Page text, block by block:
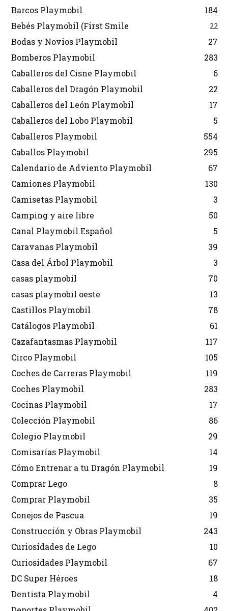
Barcos Playmobil
184
Bebés Playmobil (First Smile
22
Bodas y Novios Playmobil
27
Bomberos Playmobil
283
Caballeros del Cisne Playmobil
6
Caballeros del Dragón Playmobil
22
Caballeros del León Playmobil
17
Caballeros del Lobo Playmobil
5
Caballeros Playmobil
554
Caballos Playmobil
295
Calendario de Adviento Playmobil
67
Camiones Playmobil
130
Camisetas Playmobil
3
Camping y aire libre
50
Canal Playmobil Español
5
Caravanas Playmobil
39
Casa del Árbol Playmobil
3
casas playmobil
70
casas playmobil oeste
13
Castillos Playmobil
78
Catálogos Playmobil
61
Cazafantasmas Playmobil
117
Circo Playmobil
105
Coches de Carreras Playmobil
119
Coches Playmobil
283
Cocinas Playmobil
17
Colección Playmobil
86
Colegio Playmobil
29
Comisarías Playmobil
14
Cómo Entrenar a tu Dragón Playmobil
19
Comprar Lego
8
Comprar Playmobil
35
Conejos de Pascua
19
Construcción y Obras Playmobil
243
Curiosidades de Lego
10
Curiosidades Playmobil
67
DC Super Héroes
18
Dentista Playmobil
4